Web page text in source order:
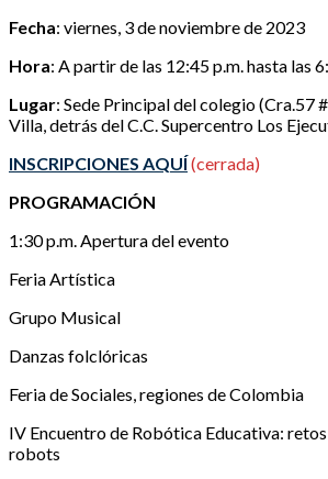
Fecha: viernes, 3 de noviembre de 2023
Hora: A partir de las 12:45 p.m. hasta las
Lugar: Sede Principal del colegio (Cra.57
Villa, detrás del C.C. Supercentro Los
INSCRIPCIONES AQUÍ(cerrada)
PROGRAMACIÓN
1:30 p.m. Apertura del evento
Feria Artística
Grupo Musical
Danzas folclóricas
Feria de Sociales, regiones de Colombia
IV Encuentro de Robótica Educativa:
robots